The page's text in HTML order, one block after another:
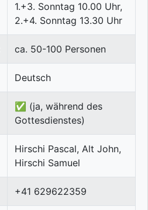
1.+3. Sonntag 10.00 Uhr,
2.+4. Sonntag 13.30 Uhr
ca. 50-100 Personen
Deutsch
✅ (ja, während des
Gottesdienstes)
Hirschi Pascal, Alt John,
Hirschi Samuel
+41 629622359